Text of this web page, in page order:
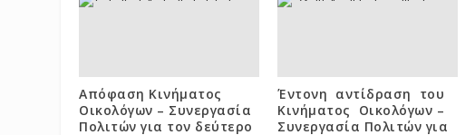
Απόφαση Κινήματος
Οικολόγων – Συνεργασία
Πολιτών για τον δεύτερο
Έντονη αντίδραση του
Κινήματος Οικολόγων –
Συνεργασία Πολιτών για